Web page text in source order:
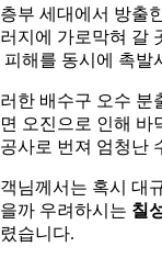
부 세대에서 방출
지에 가로막혀 갈
피해를 동시에 촉발
한 배수구 오수 분
오진으로 인해 바
사로 번져 엄청난
님께서는 혹시 대
까 우려하시는 칠
습니다.